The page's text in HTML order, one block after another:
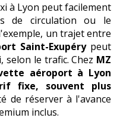
à Lyon peut facilement
de circulation ou le
un trajet entre
Saint-Exupérypeut
selon le trafic. Chez MZ
aéroport à Lyon
fixe, souvent plus
de réserver à l'avance
inclus.